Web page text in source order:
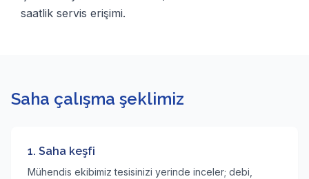
saatlik servis erişimi.
Saha çalışma şeklimiz
1. Saha keşfi
Mühendis ekibimiz tesisinizi yerinde inceler; debi,